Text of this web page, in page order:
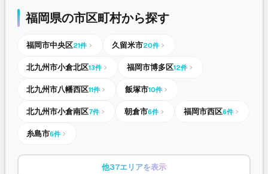
福岡県の市区町村から探す
福岡市中央区21件 久留米市20件
北九州市小倉北区13件 福岡市博多区12件
北九州市八幡西区11件 飯塚市10件
北九州市小倉南区7件 朝倉市6件 福岡市西区6件
糸島市6件
他37エリアを表示